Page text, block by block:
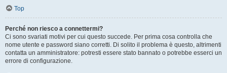
Top
Perché non riesco a connettermi?
Ci sono svariati motivi per cui questo succede. Per prima cosa controlla che
nome utente e password siano corretti. Di solito il problema è questo, altrimenti
contatta un amministratore: potresti essere stato bannato o potrebbe esserci un
errore di configurazione.